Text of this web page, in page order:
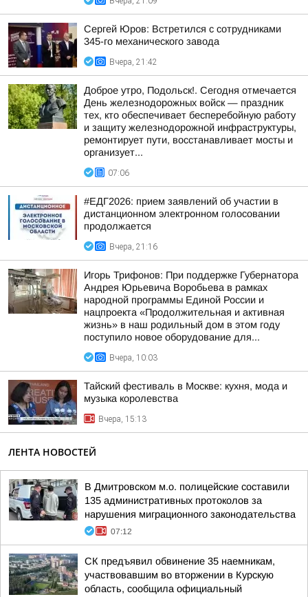
Сергей Юров: Встретился с сотрудниками
345-го механического завода
Вчера, 21:42
Доброе утро, Подольск!. Сегодня отмечается
День железнодорожных войск — праздник
тех, кто обеспечивает бесперебойную работу
и защиту железнодорожной инфраструктуры,
ремонтирует пути, восстанавливает мосты и
организует...
07:06
#ЕДГ2026: прием заявлений об участии в
дистанционном электронном голосовании
продолжается
Вчера, 21:16
Игорь Трифонов: При поддержке Губернатора
Андрея Юрьевича Воробьева в рамках
народной программы Единой России и
нацпроекта «Продолжительная и активная
жизнь» в наш родильный дом в этом году
поступило новое оборудование для...
Вчера, 10:03
Тайский фестиваль в Москве: кухня, мода и
музыка королевства
Вчера, 15:13
ЛЕНТА НОВОСТЕЙ
В Дмитровском м.о. полицейские составили
135 административных протоколов за
нарушения миграционного законодательства
07:12
СК предъявил обвинение 35 наемникам,
участвовавшим во вторжении в Курскую
область, сообщила официальный